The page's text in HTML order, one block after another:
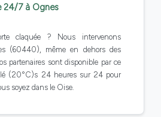
24/7 à Ognes
claquée ? Nous intervenons
(60440), même en dehors des
partenaires sont disponible par ce
(20°C)s 24 heures sur 24 pour
soyez dans le Oise.